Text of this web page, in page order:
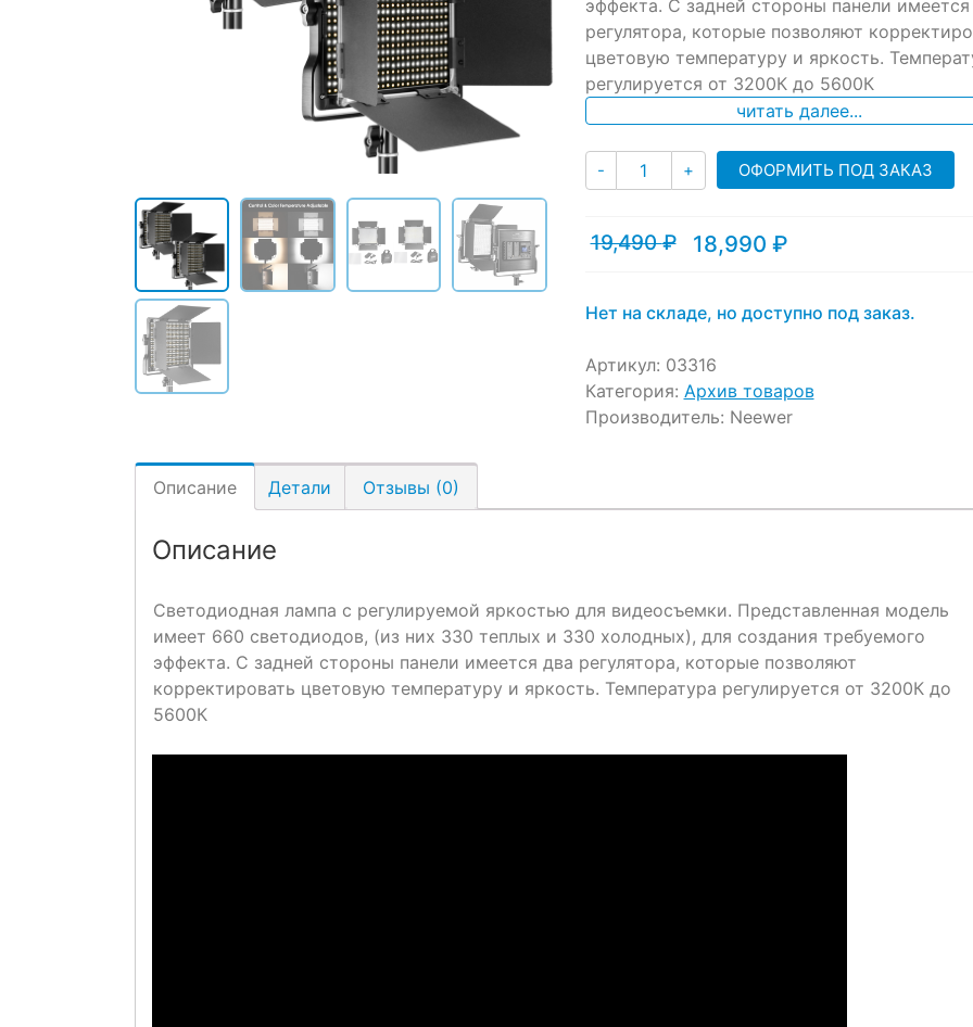
эффекта. С задней стороны панели
регулятора, которые позволяют
цветовую температуру и яркость.
регулируется от 3200К до 5600К
читать далее...
- Количество
+ ОФОРМИТЬ ПОД ЗАКАЗ
19,490₽
Первоначальная
19,490 ₽.
18,990 ₽
Текущая
Нет на складе, но доступно под заказ.
Артикул: 03316
Категория: Архив товаров
Производитель: Neewer
Описание Детали Отзывы (0)
Описание
Светодиодная лампа с регулируемой яркостью для видеосъемки. Представленная модель
имеет 660 светодиодов, (из них 330 теплых и 330 холодных), для создания требуемого
эффекта. С задней стороны панели имеется два регулятора, которые позволяют
корректировать цветовую температуру и яркость. Температура регулируется от 3200К до
5600К